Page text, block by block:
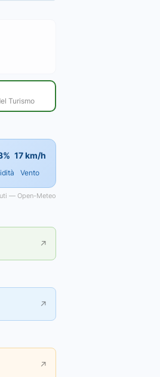
Turismo
17 km/h
Vento
— Open-Meteo
↗
↗
↗